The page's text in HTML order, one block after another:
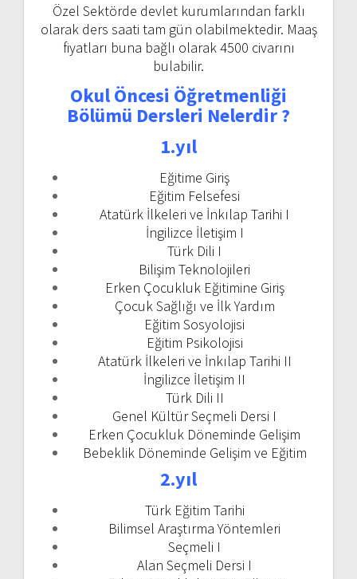
Özel Sektörde devlet kurumlarından farklı
olarak ders saati tam gün olabilmektedir. Maaş
fiyatları buna bağlı olarak 4500 civarını
bulabilir.
Okul Öncesi Öğretmenliği
Bölümü Dersleri Nelerdir ?
1.yıl
Eğitime Giriş
Eğitim Felsefesi
Atatürk İlkeleri ve İnkılap Tarihi I
İngilizce İletişim I
Türk Dili I
Bilişim Teknolojileri
Erken Çocukluk Eğitimine Giriş
Çocuk Sağlığı ve İlk Yardım
Eğitim Sosyolojisi
Eğitim Psikolojisi
Atatürk İlkeleri ve İnkılap Tarihi II
İngilizce İletişim II
Türk Dili II
Genel Kültür Seçmeli Dersi I
Erken Çocukluk Döneminde Gelişim
Bebeklik Döneminde Gelişim ve Eğitim
2.yıl
Türk Eğitim Tarihi
Bilimsel Araştırma Yöntemleri
Seçmeli I
Alan Seçmeli Dersi I